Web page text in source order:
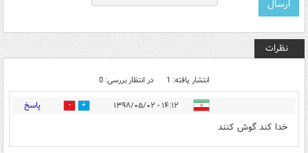
نظرات
انتشار یافته: 1 در انتظار بررسی: 0
۱۴:۱۲ - ۱۳۹۸/۰۵/۰۲ 14 پاسخ
خدا کند گوش کنند